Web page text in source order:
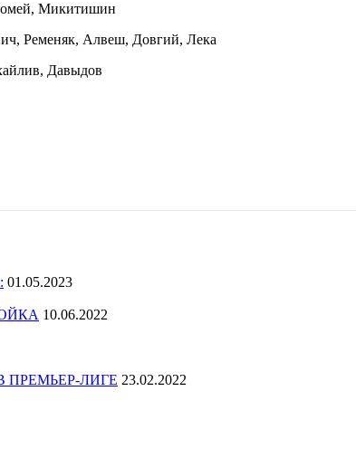
Микитишин
Ременяк, Алвеш, Довгий, Лека
Давыдов
01.05.2023
10.06.2022
ЛИГЕ 23.02.2022